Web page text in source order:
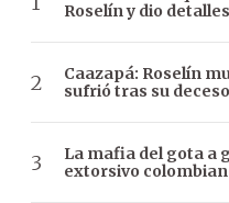
Roselín y dio
Caazapá: Roselín
sufrió tras su
La mafia del gota a
extorsivo